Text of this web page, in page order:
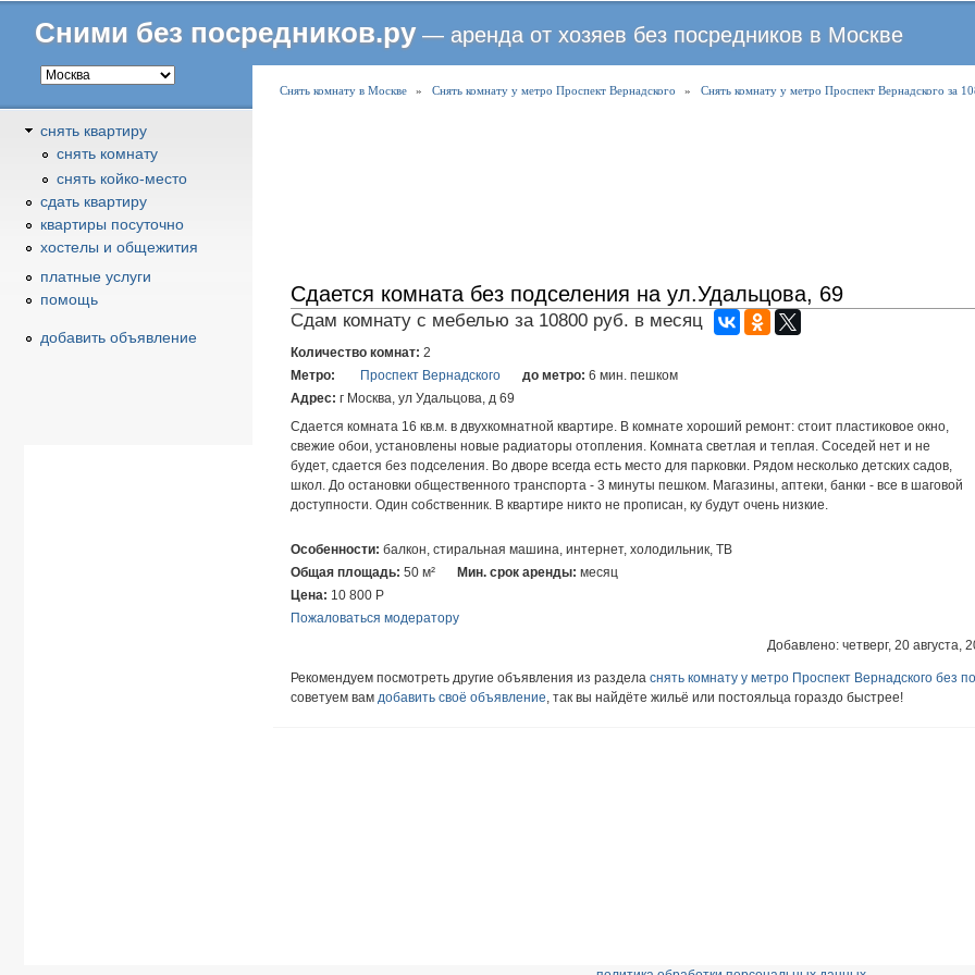
к
основному
содержанию
Сними без посредников.ру — аренда от хозяев без посредников в Москве
В
Снять комнату в Москве » Снять комнату у метро Проспект Вернадского » Снять комнату у метро Проспект Вернадского за
Сдается комната без подселения на ул.Удальцова, 69
Сдам комнату с мебелью за 10800 руб. в месяц
Количество комнат: 2
Метро:
Проспект Вернадского до метро: 6 мин. пешком
Адрес: г Москва, ул Удальцова, д 69
Сдается комната 16 кв.м. в двухкомнатной квартире. В комнате хороший ремонт: стоит пластиковое окно,
свежие обои, установлены новые радиаторы отопления. Комната светлая и теплая. Соседей нет и не
будет, сдается без подселения. Во дворе всегда есть место для парковки. Рядом несколько детских садов,
школ. До остановки общественного транспорта - 3 минуты пешком. Магазины, аптеки, банки - все в шаговой
доступности. Один собственник. В квартире никто не прописан, ку будут очень низкие.
Особенности: балкон, стиральная машина, интернет, холодильник, ТВ
Общая площадь: 50 м² Мин. срок аренды: месяц
Цена: 10 800 Р
Пожаловаться модератору
Добавлено: четверг, 20 августа,
Рекомендуем посмотреть другие объявления из раздела снять комнату у метро Проспект Вернадского без
советуем вам добавить своё объявление , так вы найдёте жильё или постояльца гораздо быстрее!
снять квартиру
снять комнату
снять койко-место
cдать квартиру
квартиры посуточно
хостелы и общежития
платные услуги
помощь
добавить объявление